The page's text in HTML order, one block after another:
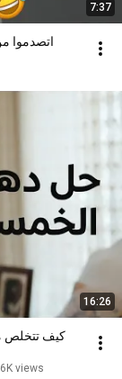
7:37
اتصدموا
16:26
كيف تتخلص
views